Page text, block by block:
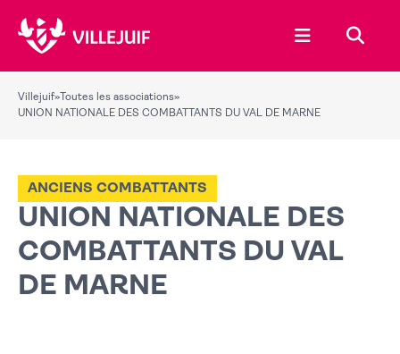
Ouvrir le
Villejuif» Toutes les associations»
UNION NATIONALE DES COMBATTANTS DU VAL DE MARNE
UNION NATIONALE DES
COMBATTANTS DU VAL
DE MARNE
ANCIENS COMBATTANTS